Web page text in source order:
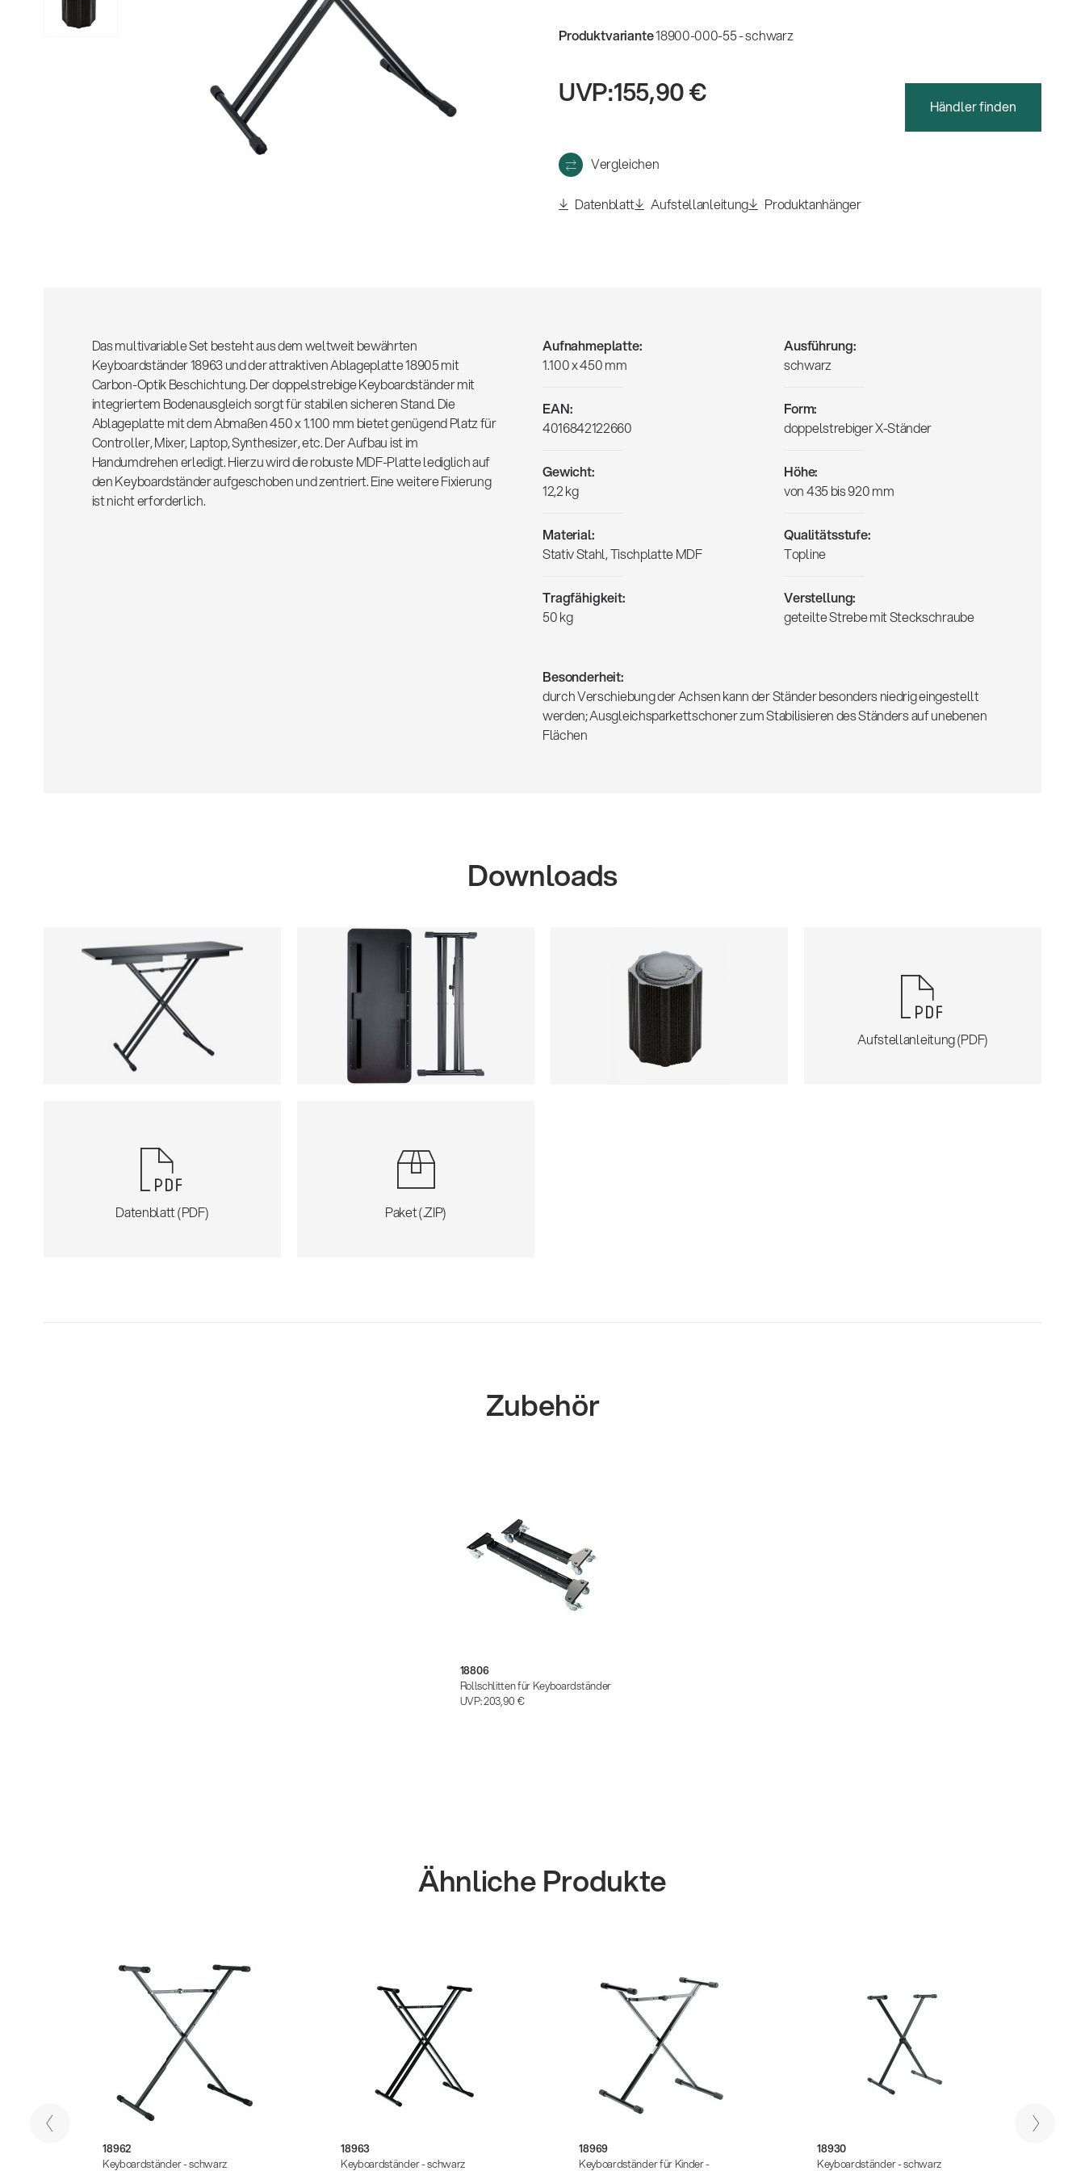
Produktvariante18900-000-55 - schwarz
UVP:155,90 € Händler finden
Vergleichen
Datenblatt Aufstellanleitung Produktanhänger
Das multivariable Set besteht aus dem weltweit bewährten
Keyboardständer 18963 und der attraktiven Ablageplatte 18905 mit
Carbon-Optik Beschichtung. Der doppelstrebige Keyboardständer mit
integriertem Bodenausgleich sorgt für stabilen sicheren Stand. Die
Ablageplatte mit dem Abmaßen 450 x 1.100 mm bietet genügend Platz für
Controller, Mixer, Laptop, Synthesizer, etc. Der Aufbau ist im
Handumdrehen erledigt. Hierzu wird die robuste MDF-Platte lediglich auf
den Keyboardständer aufgeschoben und zentriert. Eine weitere Fixierung
ist nicht erforderlich.
Aufnahmeplatte:
1.100 x 450 mm
Ausführung:
schwarz
EAN:
4016842122660
Form:
doppelstrebiger X-Ständer
Gewicht:
12,2 kg
Höhe:
von 435 bis 920 mm
Material:
Stativ Stahl, Tischplatte MDF
Qualitätsstufe:
Topline
Tragfähigkeit:
50 kg
Verstellung:
geteilte Strebe mit Steckschraube
Besonderheit:
durch Verschiebung der Achsen kann der Ständer besonders niedrig eingestellt
werden; Ausgleichsparkettschoner zum Stabilisieren des Ständers auf unebenen
Flächen
Downloads
Aufstellanleitung (PDF)
Datenblatt (PDF) Paket (.ZIP)
Zubehör
18806
Rollschlitten für Keyboardständer
UVP:203,90 €
Ähnliche Produkte
18962
Keyboardständer - schwarz
18963
Keyboardständer - schwarz
18969
Keyboardständer für Kinder -
18930
Keyboardständer - schwarz